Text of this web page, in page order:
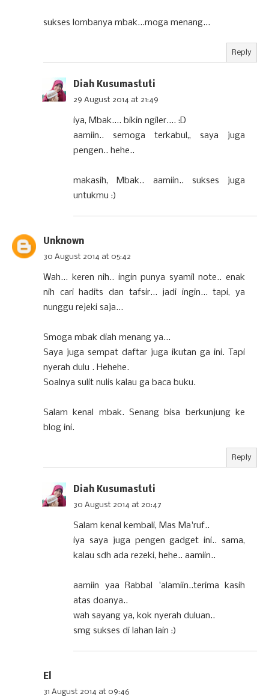
sukses lombanya mbak...moga menang...
Reply
Diah Kusumastuti
29 August 2014 at 21:49
iya, Mbak.... bikin ngiler.... :D
aamiin.. semoga terkabul,, saya juga
pengen.. hehe..
makasih, Mbak.. aamiin.. sukses juga
untukmu :)
Unknown
30 August 2014 at 05:42
Wah... keren nih.. ingin punya syamil note.. enak
nih cari hadits dan tafsir... jadi ingin... tapi, ya
nunggu rejeki saja...
Smoga mbak diah menang ya...
Saya juga sempat daftar juga ikutan ga ini. Tapi
nyerah dulu . Hehehe.
Soalnya sulit nulis kalau ga baca buku.
Salam kenal mbak. Senang bisa berkunjung ke
blog ini.
Reply
Diah Kusumastuti
30 August 2014 at 20:47
Salam kenal kembali, Mas Ma'ruf..
iya saya juga pengen gadget ini.. sama,
kalau sdh ada rezeki, hehe.. aamiin..
aamiin yaa Rabbal 'alamiin..terima kasih
atas doanya..
wah sayang ya, kok nyerah duluan..
smg sukses di lahan lain :)
El
31 August 2014 at 09:46